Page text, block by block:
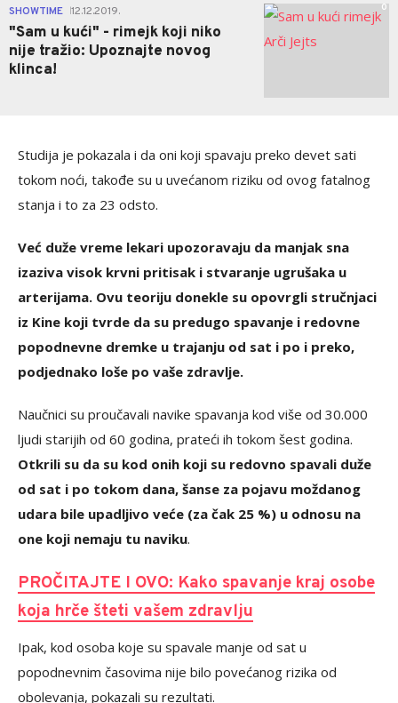
SHOWTIME 12.12.2019.
"Sam u kući" - rimejk koji niko
nije tražio: Upoznajte novog
klinca!
0
Studija je pokazala i da oni koji spavaju preko devet sati
tokom noći, takođe su u uvećanom riziku od ovog fatalnog
stanja i to za 23 odsto.
Već duže vreme lekari upozoravaju da manjak sna
izaziva visok krvni pritisak i stvaranje ugrušaka u
arterijama. Ovu teoriju donekle su opovrgli stručnjaci
iz Kine koji tvrde da su predugo spavanje i redovne
popodnevne dremke u trajanju od sat i po i preko,
podjednako loše po vaše zdravlje.
Naučnici su proučavali navike spavanja kod više od 30.000
ljudi starijih od 60 godina, prateći ih tokom šest godina.
Otkrili su da su kod onih koji su redovno spavali duže
od sat i po tokom dana, šanse za pojavu moždanog
udara bile upadljivo veće (za čak 25 %) u odnosu na
one koji nemaju tu naviku.
PROČITAJTE I OVO: Kako spavanje kraj osobe
koja hrče šteti vašem zdravlju
Ipak, kod osoba koje su spavale manje od sat u
popodnevnim časovima nije bilo povećanog rizika od
obolevanja, pokazali su rezultati.